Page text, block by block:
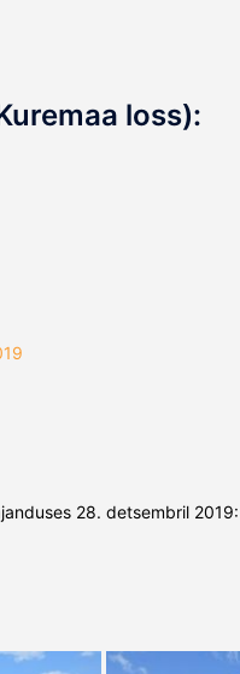
loss):
28. detsembril 2019: